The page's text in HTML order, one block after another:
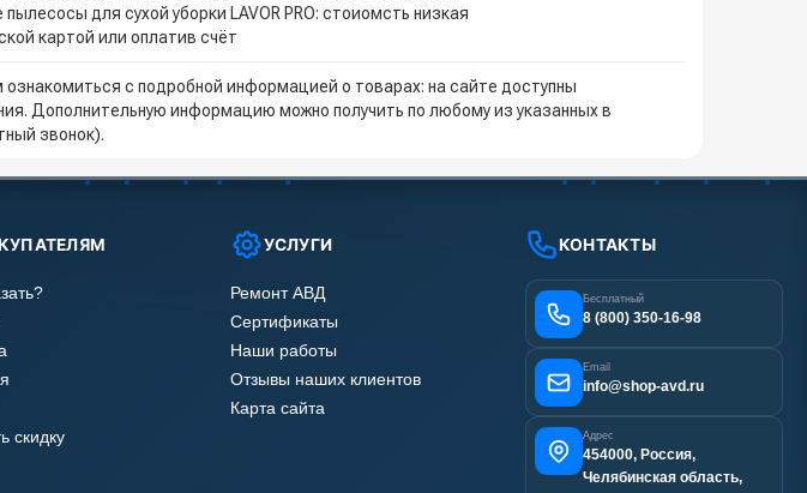
для сухой уборки LAVOR PRO: стоиомсть низкая
картой или оплатив счёт
с подробной информацией о товарах: на сайте доступны
Дополнительную информацию можно получить по любому из указанных в
звонок).
скидку
УСЛУГИ
Ремонт АВД
Сертификаты
Наши работы
Отзывы наших клиентов
Карта сайта
КОНТАКТЫ
Бесплатный
8 (800) 350-16-98
Email
info@shop-avd.ru
Адрес
454000, Россия,
Челябинская область,